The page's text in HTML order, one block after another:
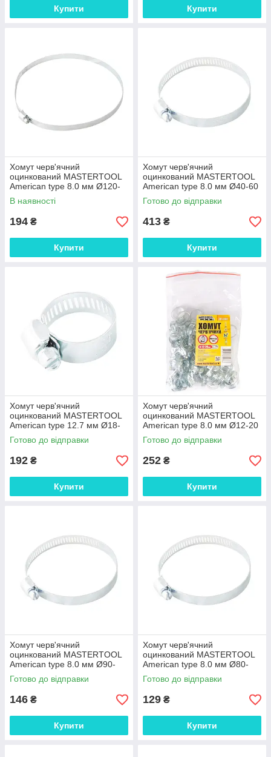
Купити Купити
Хомут черв'ячний
оцинкований MASTERTOOL
American type 8.0 мм Ø120-
140 мм 10 шт 20-1974 SPL
В наявності
194 ₴
Купити
Хомут черв'ячний
оцинкований MASTERTOOL
American type 8.0 мм Ø40-60
мм 50 шт 20-1966 SPL
Готово до відправки
413 ₴
Купити
Хомут черв'ячний
оцинкований MASTERTOOL
American type 12.7 мм Ø18-
32 мм 25 шт 20-1956 SPL
Готово до відправки
192 ₴
Купити
Хомут черв'ячний
оцинкований MASTERTOOL
American type 8.0 мм Ø12-20
мм 50 шт 20-1902 SPL
Готово до відправки
252 ₴
Купити
Хомут черв'ячний
оцинкований MASTERTOOL
American type 8.0 мм Ø90-
110 мм 10 шт 20-1971 SPL
Готово до відправки
146 ₴
Купити
Хомут черв'ячний
оцинкований MASTERTOOL
American type 8.0 мм Ø80-
100 мм 10 шт 20-1970 SPL
Готово до відправки
129 ₴
Купити